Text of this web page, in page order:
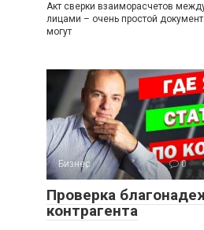
Акт сверки взаиморасчетов
лицами – очень простой
могут
Бизнес 0
Проверка
контрагента